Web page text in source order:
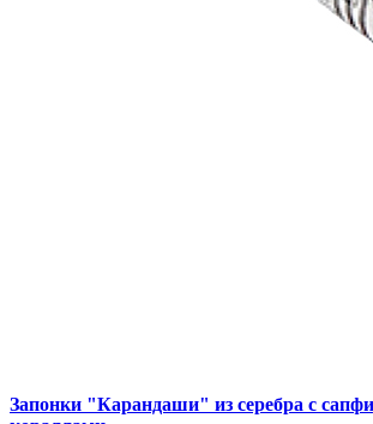
Запонки "Карандаши" из серебра с